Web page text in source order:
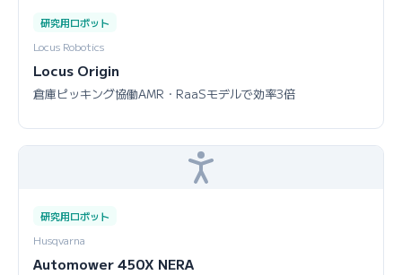
研究用ロボット
Locus Robotics
Locus Origin
倉庫ピッキング協働AMR・RaaSモデルで効率3倍
研究用ロボット
Husqvarna
Automower 450X NERA